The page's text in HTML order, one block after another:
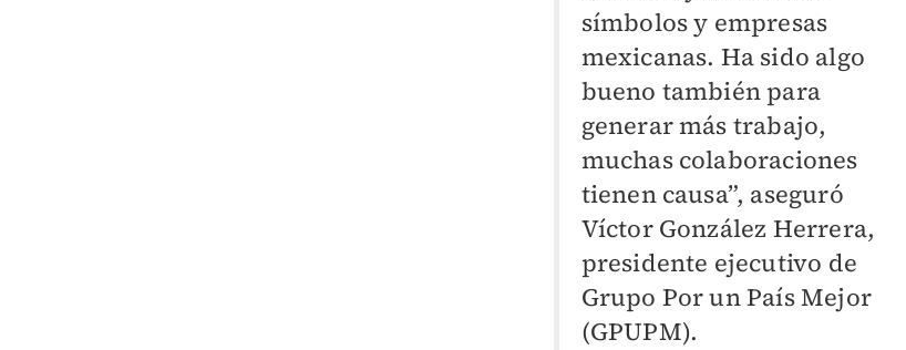
símbolos y empresas
mexicanas. Ha sido algo
bueno también para
generar más trabajo,
muchas colaboraciones
tienen causa”, aseguró
Víctor González Herrera,
presidente ejecutivo de
Grupo Por un País Mejor
(GPUPM).